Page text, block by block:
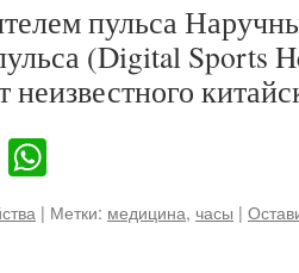
пульса
(Digital Sports
Email
| Метки: медицина, часы |